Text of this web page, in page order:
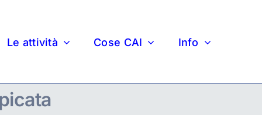
Le attività Cose CAI Info